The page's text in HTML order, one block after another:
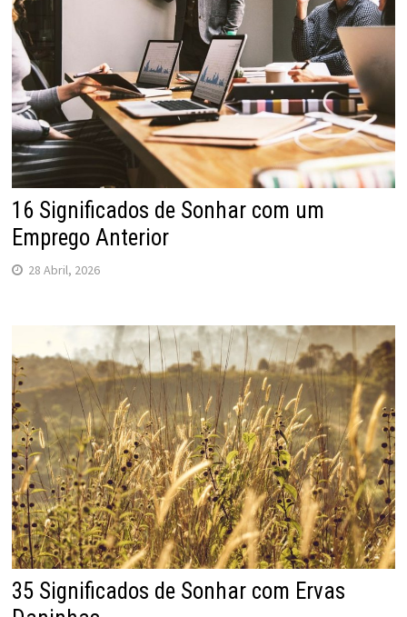
16 Significados de Sonhar com um
Emprego Anterior
28 Abril, 2026
35 Significados de Sonhar com Ervas